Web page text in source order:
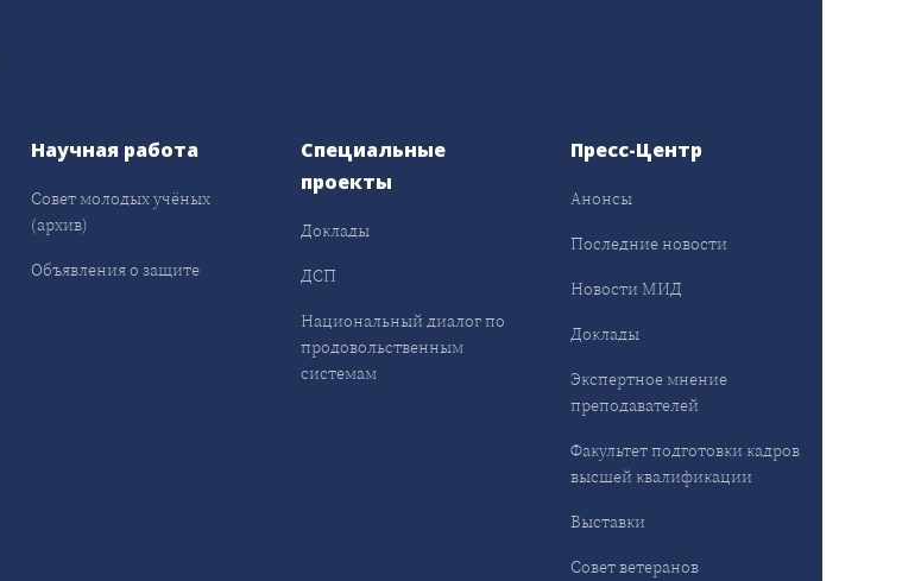
Научная работа
Совет молодых учёных
(архив)
Объявления о защите
Специальные
проекты
Доклады
ДСП
Национальный диалог по
продовольственным
системам
Пресс-Центр
Анонсы
Последние новости
Новости МИД
Доклады
Экспертное мнение
преподавателей
Факультет подготовки кадров
высшей квалификации
Выставки
Совет ветеранов